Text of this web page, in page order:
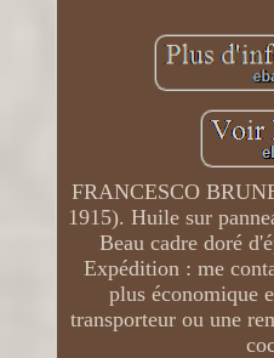
FRANCESCO
1915). Huile sur
Beau cadre doré
Expédition : me
plus économique
transporteur ou une